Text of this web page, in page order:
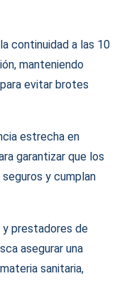
continuidad a las 10
manteniendo
evitar brotes
estrecha en
garantizar que los
y cumplan
y prestadores de
asegurar una
sanitaria,